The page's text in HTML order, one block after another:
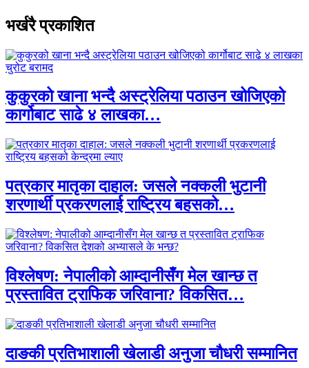
भर्खरै प्रकाशित
कुकुरको खाना भन्दै अस्ट्रेलिया पठाउन खोजिएको
कार्गोबाट साढे ४ लाखका…
पत्रकार मातृका दाहाल: जसले नक्कली भुटानी
शरणार्थी प्रकरणलाई राष्ट्रिय बहसको…
विश्लेषण: नेपालीको आम्दानीसँग मेल खान्छ त
प्रस्तावित ट्राफिक जरिवाना? विकसित…
दाङकी प्रतिभाशाली खेलाडी अनुजा चौधरी सम्मानित